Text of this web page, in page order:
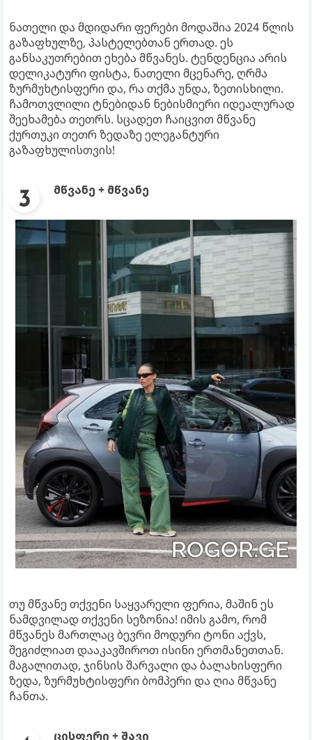
ნათელი და მდიდარი ფერები მოდაშია 2024 წლის
გაზაფხულზე, პასტელებთან ერთად. ეს
განსაკუთრებით ეხება მწვანეს. ტენდენცია არის
დელიკატური ფისტა, ნათელი მცენარე, ღრმა
ზურმუხტისფერი და, რა თქმა უნდა, ზეთისხილი.
ჩამოთვლილი ტნებიდან ნებისმიერი იდეალურად
შეეხამება თეთრს. სცადეთ ჩაიცვით მწვანე
ქურთუკი თეთრ ზედაზე ელეგანტური
გაზაფხულისთვის!
მწვანე + მწვანე
თუ მწვანე თქვენი საყვარელი ფერია, მაშინ ეს
ნამდვილად თქვენი სეზონია! იმის გამო, რომ
მწვანეს მართლაც ბევრი მოდური ტონი აქვს,
შეგიძლიათ დააკავშიროთ ისინი ერთმანეთთან.
მაგალითად, ჯინსის შარვალი და ბალახისფერი
ზედა, ზურმუხტისფერი ბომპერი და ღია მწვანე
ჩანთა.
ცისფერი + შავი